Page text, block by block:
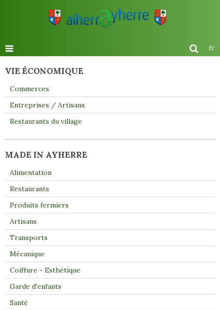
fr
VIE ÉCONOMIQUE
Commerces
Entreprises / Artisans
Restaurants du village
MADE IN AYHERRE
Alimentation
Restaurants
Produits fermiers
Artisans
Transports
Mécanique
Coiffure - Esthétique
Garde d'enfants
Santé